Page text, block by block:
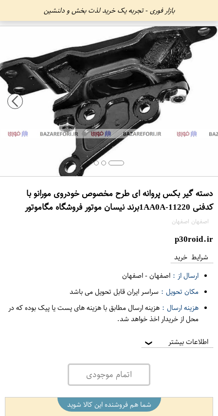
بازار فوری - تجربه یک خرید لذت بخش و دلنشین
دسته گیر بکس پروانه ای طرح مخصوص خودروی مورانو با
کدفنی 11220-1AA0Aبرند نیسان موتور فروشگاه مگاموتور
اصفهان اصفهان
p30roid.ir
شرایط خرید
ارسال از : اصفهان-اصفهان
مکان تحویل : سراسر ایران قابل تحویل می باشد
هزینه ارسال : هزینه ارسال مطابق با هزینه های پست یا پیک بوده که در
محل از خریدار اخذ خواهد شد.
اطلاعات بیشتر ❯
اتمام موجودی
شما هم فروشنده این کالا شوید